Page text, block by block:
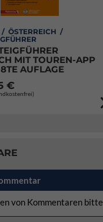
ÖSTERREICH /
MIT TOUREN-APP
AUFLAGE
€
von Kommentaren bitte